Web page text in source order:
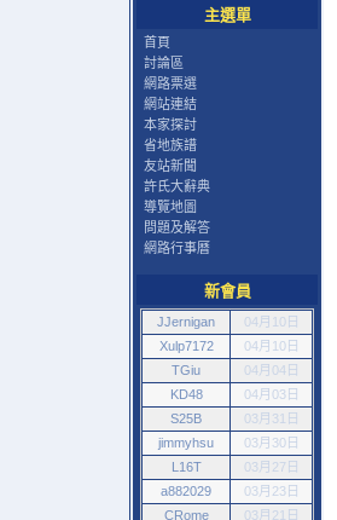
主選單
首頁
討論區
網路票選
網站連結
本家探討
省地族譜
友站新聞
許氏大辭典
導覽地圖
問題及解答
網路行事曆
新會員
JJernigan
04月10日
Xulp7172
04月10日
TGiu
04月04日
KD48
04月03日
S25B
03月31日
jimmyhsu
03月30日
L16T
03月27日
a882029
03月23日
CRome
03月21日